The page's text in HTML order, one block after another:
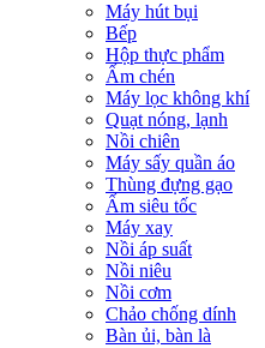
Máy hút bụi
Bếp
Hộp thực phẩm
Ấm chén
Máy lọc không khí
Quạt nóng, lạnh
Nồi chiên
Máy sấy quần áo
Thùng đựng gạo
Ấm siêu tốc
Máy xay
Nồi áp suất
Nồi niêu
Nồi cơm
Chảo chống dính
Bàn ủi, bàn là